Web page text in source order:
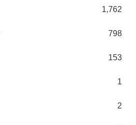
1,762
798
153
1
2